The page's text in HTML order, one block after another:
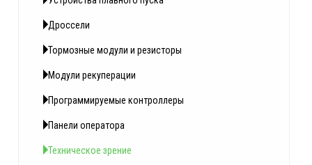
Дроссели
Тормозные модули и резисторы
Модули рекуперации
Программируемые контроллеры
Панели оператора
Техническое зрение